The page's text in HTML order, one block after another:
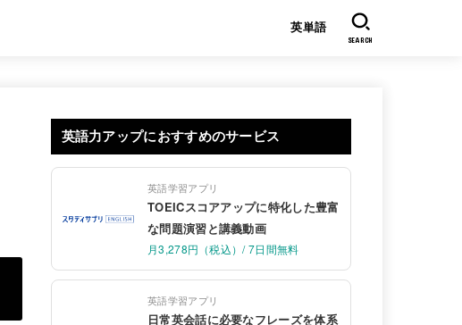
英単語
SEARCH
英語力アップにおすすめのサービス
英語学習アプリ
TOEICスコアアップに特化した豊富
な問題演習と講義動画
月3,278円（税込）/ 7日間無料
英語学習アプリ
日常英会話に必要なフレーズを体系